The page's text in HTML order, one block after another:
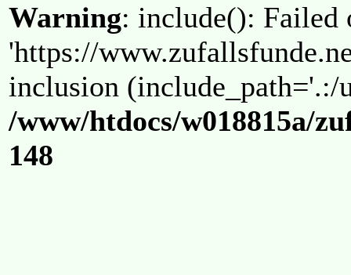
Warning: include(): Failed
'https://
inclusion (include_path='.:/
/www/htdocs/w018815a/
148